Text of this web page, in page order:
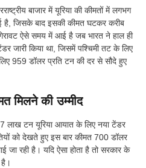
बाजार में यूरिया की कीमतों में लगभग
जिसके बाद इसकी कीमत घटकर करीब
ऐसे समय में आई है जब भारत ने हाल ही
जारी किया था, जिसमें पश्चिमी तट के लिए
959 डॉलर प्रति टन की दर से सौदे हुए
मिलने की उम्मीद
लाख टन यूरिया आयात के लिए नया टेंडर
को देखते हुए इस बार कीमत 700 डॉलर
जा रही है। यदि ऐसा होता है तो सरकार के